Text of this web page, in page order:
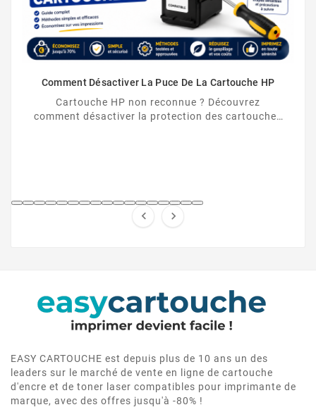
Comment Désactiver La Puce De La Cartouche HP
Cartouche HP non reconnue ? Découvrez
comment désactiver la protection des cartouches
 
EASY CARTOUCHE est depuis plus de 10 ans un des
leaders sur le marché de vente en ligne de cartouche
d'encre et de toner laser compatibles pour imprimante de
marque, avec des offres jusqu'à -80% !